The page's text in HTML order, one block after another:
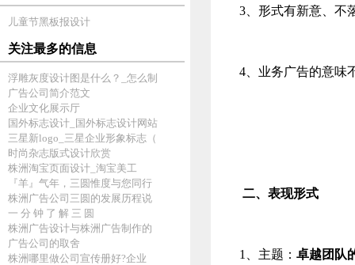
儿童节黑板报设计
关注最多的信息
浮雕灰度设计图是什么？_怎么制
广告公司简介范文
企业文化展示厅
国外标志设计_国外标志设计网站
三星新logo_三星企业形象标志（
时尚杂志版式设计欣赏
株洲淘宝页面设计_淘宝美工
『羊』气年，三圆惟度与您同行
株洲广告公司三圆的发展历程说
一 分 钟 了 解 三 圆
株洲广告设计与株洲广告制作的
广告公司的取舍
株洲哪里做公司宣传册好?企业
3、形式有新意、不
4、业务广告的意味
二、表现形式
1、主题： 卓越团队